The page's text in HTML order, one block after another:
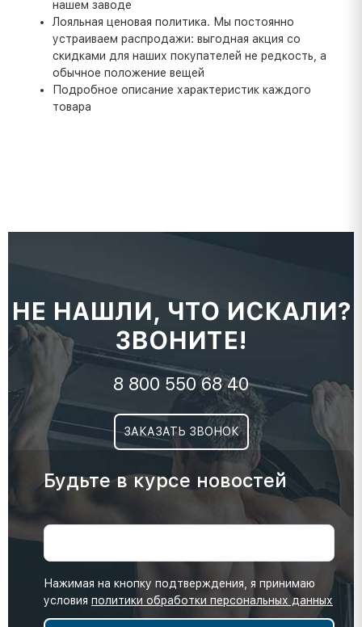
нашем заводе
Лояльная ценовая политика. Мы постоянно
устраиваем распродажи: выгодная акция со
скидками для наших покупателей не редкость, а
обычное положение вещей
Подробное описание характеристик каждого
товара
НЕ НАШЛИ, ЧТО ИСКАЛИ?
ЗВОНИТЕ!
8 800 550 68 40
ЗАКАЗАТЬ ЗВОНОК
Будьте в курсе новостей
Нажимая на кнопку подтверждения, я принимаю
условия политики обработки персональных данных